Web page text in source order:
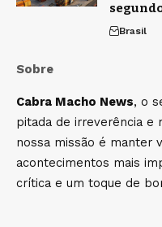
Brasil
Sobre
Cabra Macho News, o
pitada de irreverência e
nossa missão é manter
acontecimentos mais
crítica e um toque de